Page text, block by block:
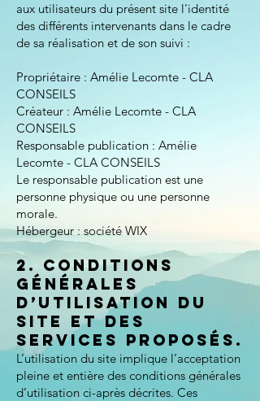
aux utilisateurs du présent site l'identité
des différents intervenants dans le cadre
de sa réalisation et de son suivi :
Propriétaire : Amélie Lecomte - CLA
CONSEILS
Créateur : Amélie Lecomte - CLA
CONSEILS
Responsable publication : Amélie
Lecomte - CLA CONSEILS
Le responsable publication est une
personne physique ou une personne
morale.
Hébergeur : société WIX
2. Conditions
générales
d’utilisation du
site et des
services proposés.​
L’utilisation du site implique l’acceptation
pleine et entière des conditions générales
d’utilisation ci-après décrites. Ces